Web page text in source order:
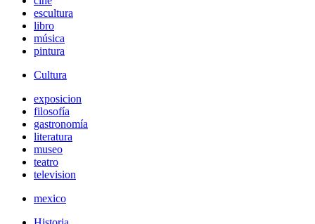
escultura
libro
música
pintura
Cultura
exposicion
filosofía
gastronomía
literatura
museo
teatro
television
mexico